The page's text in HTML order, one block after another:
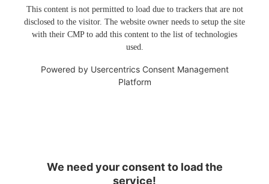
This content is not permitted to load due to trackers that are not
disclosed to the visitor. The website owner needs to setup the site
with their CMP to add this content to the list of technologies
used.
Powered by Usercentrics Consent Management
Platform
We need your consent to load the
service!